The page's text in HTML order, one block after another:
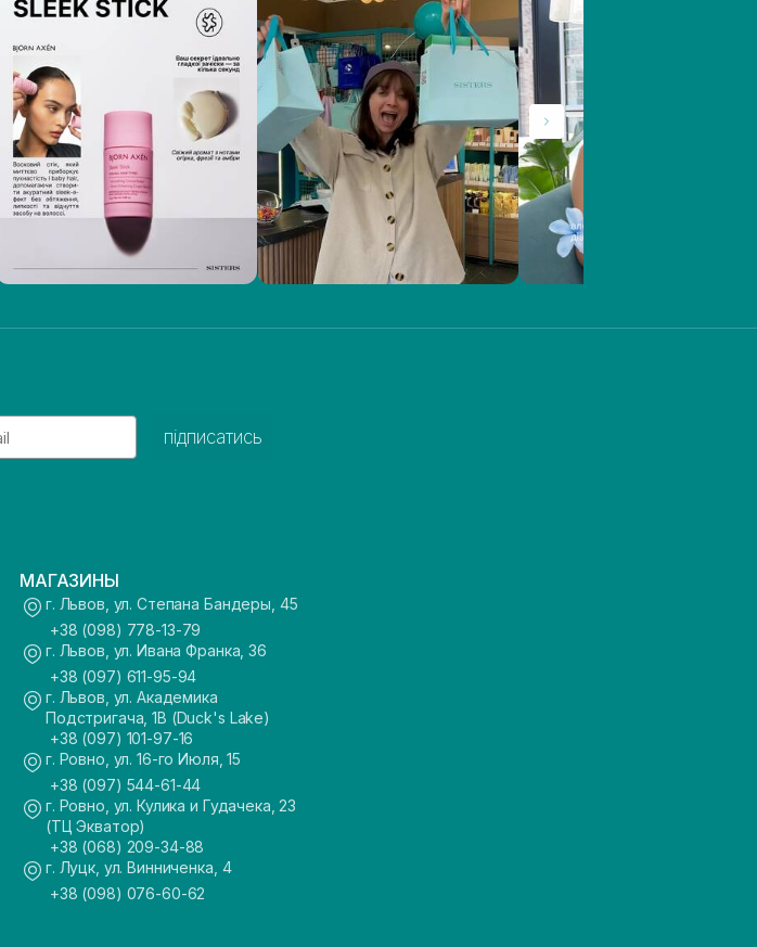
підписатись
МАГАЗИНЫ
г. Львов, ул. Степана Бандеры, 45
+38 (098) 778-13-79
г. Львов, ул. Ивана Франка, 36
+38 (097) 611-95-94
г. Львов, ул. Академика
Подстригача, 1В (Duck's Lake)
+38 (097) 101-97-16
г. Ровно, ул. 16-го Июля, 15
+38 (097) 544-61-44
г. Ровно, ул. Кулика и Гудачека, 23
(ТЦ Экватор)
+38 (068) 209-34-88
г. Луцк, ул. Винниченка, 4
+38 (098) 076-60-62